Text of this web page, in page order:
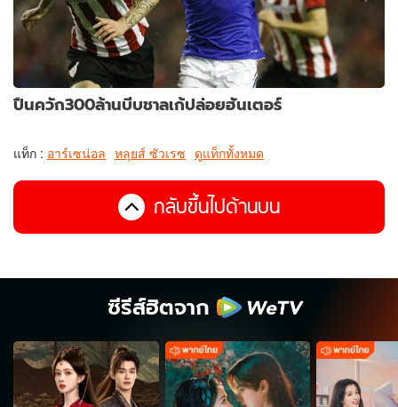
ปืนควัก300ล้านบีบชาลเก้ปล่อยฮันเตอร์
แท็ก : อาร์เซน่อล หลุยส์ ซัวเรซ ดูแท็กทั้งหมด
กลับขึ้นไปด้านบน
ซีรีส์ฮิตจาก